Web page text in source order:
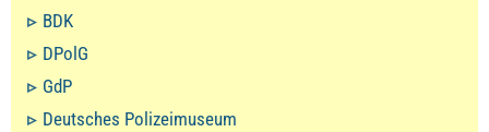
BDK
DPolG
GdP
Deutsches Polizeimuseum